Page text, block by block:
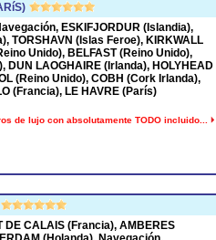
ESKIFJORDUR (Islandia),
TORSHAVN (Islas Feroe), KIRKWALL
Unido), BELFAST (Reino Unido),
DUN LAOGHAIRE (Irlanda), HOLYHEAD
(Reino Unido), COBH (Cork Irlanda),
(Francia), LE HAVRE (París)
de lujo con absolutamente TODO incluido...
DE CALAIS (Francia), AMBERES